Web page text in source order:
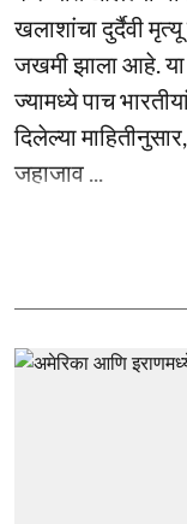
खलाशांचा दुर्दैवी
जखमी झाला आहे. या
ज्यामध्ये पाच
दिलेल्या
जहाजाव ...